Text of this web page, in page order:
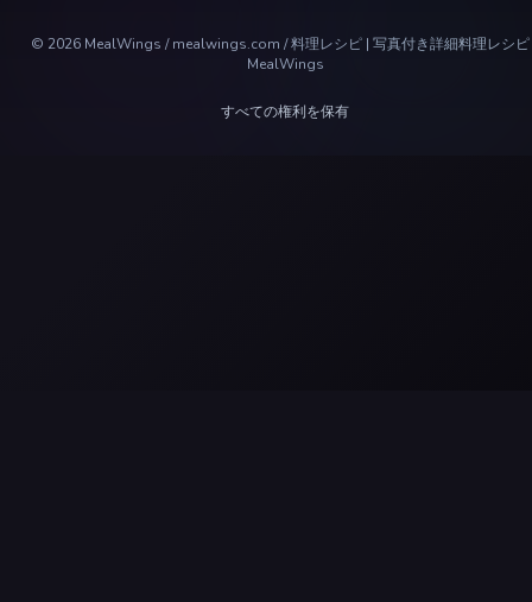
© 2026 MealWings / mealwings.com /料理レシピ | 写真付き詳細料理レシ
MealWings
すべての権利を保有